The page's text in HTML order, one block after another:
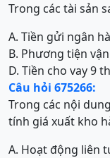
Trong các tài sản
A. Tiền gửi ngân
B. Phương tiện
D. Tiền cho vay 9
Câu hỏi 675266:
Trong các nội
tính giá xuất kho
A. Hoạt động liên